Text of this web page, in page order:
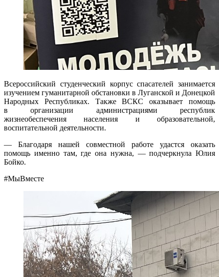
Всероссийский студенческий корпус спасателей занимается
изучением гуманитарной обстановки в Луганской и Донецкой
Народных Республиках. Также ВСКС оказывает помощь
в организации администрациями республик
жизнеобеспечения населения и образовательной,
воспитательной деятельности.
— Благодаря нашей совместной работе удастся оказать
помощь именно там, где она нужна, — подчеркнула Юлия
Бойко.
#МыВместе